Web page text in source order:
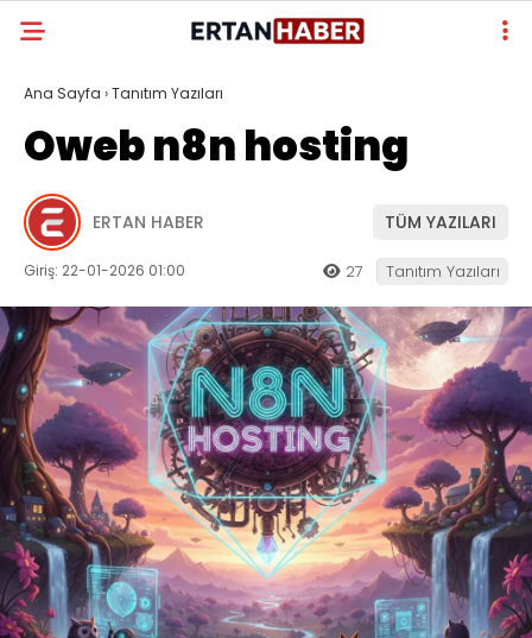
Ana Sayfa ›Tanıtım Yazıları
Oweb n8n hosting
ERTAN HABER TÜM YAZILARI
Giriş: 22-01-2026 01:00 27 Tanıtım Yazıları